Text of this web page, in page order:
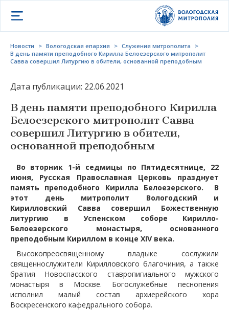
Открыть меню
Новости > Вологодская епархия > Служения митрополита
>
В день памяти преподобного Кирилла Белоезерского митрополит
Савва совершил Литургию в обители, основанной преподобным
Дата публикации: 22.06.2021
В день памяти преподобного Кирилла
Белоезерского митрополит Савва
совершил Литургию в обители,
основанной преподобным
Во вторник 1-й седмицы по Пятидесятнице, 22
июня, Русская Православная Церковь празднует
память преподобного Кирилла Белоезерского. В
этот день митрополит Вологодский и
Кирилловский Савва совершил Божественную
литургию в Успенском соборе Кирилло-
Белоезерского монастыря, основанного
преподобным Кириллом в конце XIV века.
Высокопреосвященному владыке сослужили
священнослужители Кирилловского благочиния, а также
братия Новоспасского ставропигиального мужского
монастыря в Москве. Богослужебные песнопения
исполнил малый состав архиерейского хора
Воскресенского кафедрального собора.